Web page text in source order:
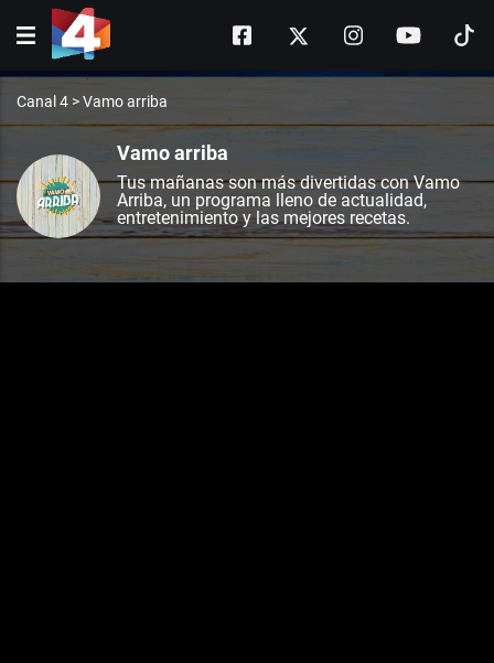
Canal 4 >Vamo arriba
Vamo arriba
Tus mañanas son más divertidas con Vamo
Arriba, un programa lleno de actualidad,
entretenimiento y las mejores recetas.